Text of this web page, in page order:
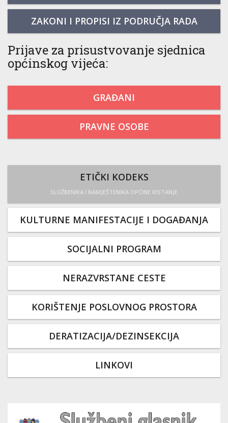
ZAKONI I PROPISI IZ PODRUČJA RADA
Prijave za prisustvovanje sjednica
općinskog vijeća:
GRAĐANI
PRAVNE OSOBE
ETIČKI KODEKS
SLUŽBENIKA I NAMJEŠTENIKA OPĆINE KISTANJE
KULTURNE MANIFESTACIJE I DOGAĐANJA
SOCIJALNI PROGRAM
NERAZVRSTANE CESTE
KORIŠTENJE POSLOVNOG PROSTORA
DERATIZACIJA/DEZINSEKCIJA
LINKOVI